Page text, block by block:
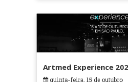
Artmed Experience
quinta-feira, 15 de outubro